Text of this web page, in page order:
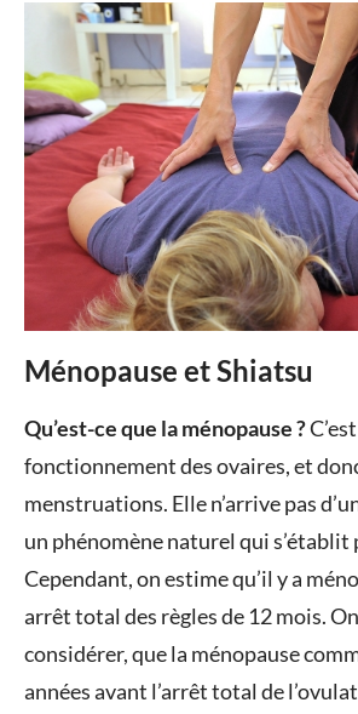
Ménopause et Shiatsu
Posted
on
13
février
2015
by
Valérie
Sérafin
in
Shiatsu
Qu’est-ce que la ménopause ?
fonctionnement des ovaires, et
menstruations. Elle n’arrive pas
un phénomène naturel qui
Cependant, on estime qu’il y a
arrêt total des règles de 12 mois.
considérer, que la ménopause
années avant l’arrêt total de